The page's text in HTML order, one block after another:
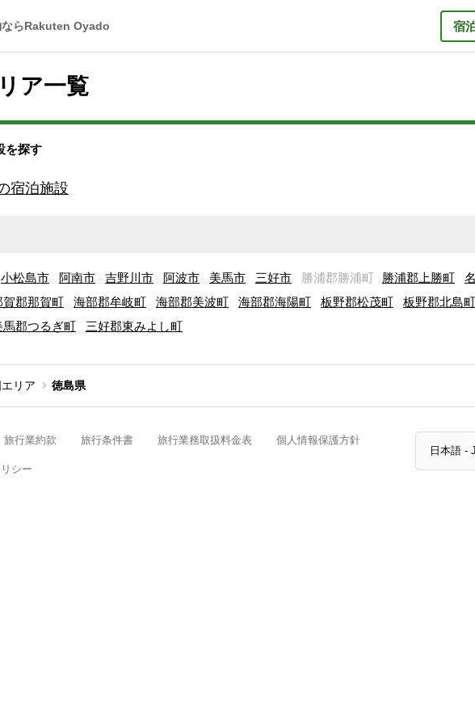
ならRakuten Oyado 宿
ア一覧
を探す
宿泊施設
小松島市 阿南市 吉野川市 阿波市 美馬市 三好市 勝浦郡勝浦町 勝浦郡上勝町
賀郡那賀町 海部郡牟岐町 海部郡美波町 海部郡海陽町 板野郡松茂町 板野郡北島町
馬郡つるぎ町 三好郡東みよし町
リア 徳島県
旅行業約款 旅行条件書 旅行業務取扱料金表 個人情報保護方針
シー